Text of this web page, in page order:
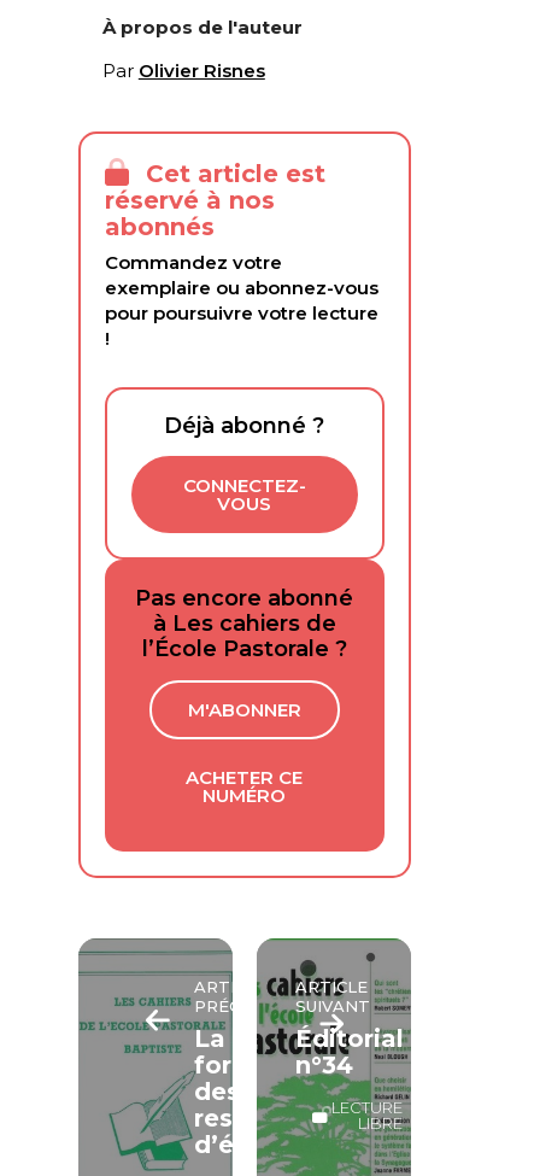
À propos de l'auteur
Par Olivier Risnes
Cet article est
réservé à nos
abonnés
Commandez votre
exemplaire ou abonnez-vous
pour poursuivre votre lecture
!
Déjà abonné ?
CONNECTEZ-
VOUS
Pas encore abonné
à Les cahiers de
l’École Pastorale ?
M'ABONNER
ACHETER CE
NUMÉRO
ARTICLE
PRÉCÉDENT
La
formation
des
responsables
d’églises
ARTICLE
SUIVANT
Éditorial
n°34
LECTURE
LIBRE